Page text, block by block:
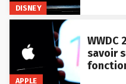
DISNEY
APPLE
WWDC
savoir